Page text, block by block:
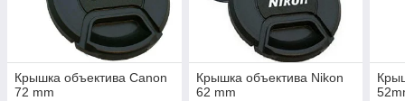
Крышка объектива Canon
72 mm
Крышка объектива Nikon
62 mm